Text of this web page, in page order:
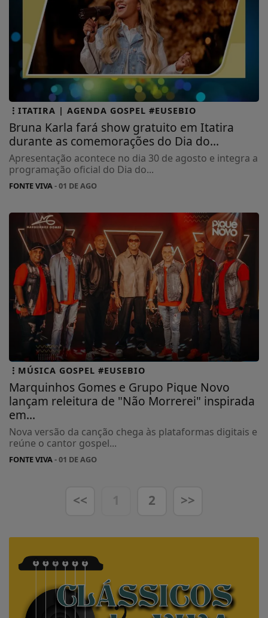
ITATIRA | AGENDA GOSPEL #EUSEBIO
Bruna Karla fará show gratuito em Itatira
durante as comemorações do Dia do...
Apresentação acontece no dia 30 de agosto e integra a
programação oficial do Dia do...
FONTE VIVA- 01 DE AGO
MÚSICA GOSPEL #EUSEBIO
Marquinhos Gomes e Grupo Pique Novo
lançam releitura de "Não Morrerei" inspirada
em...
Nova versão da canção chega às plataformas digitais e
reúne o cantor gospel...
FONTE VIVA- 01 DE AGO
<< 1 2 >>